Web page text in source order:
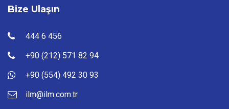
Bize Ulaşın
444 6 456
+90 (212) 571 82 94
+90 (554) 492 30 93
ilm@ilm.com.tr